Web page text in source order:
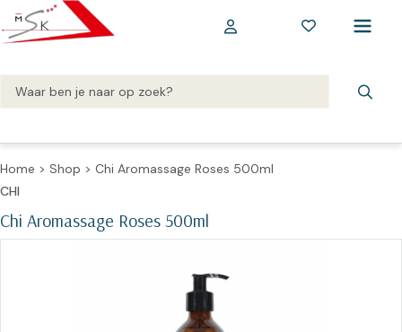
Home > Shop > Chi Aromassage Roses 500ml
Chi Aromassage Roses 500ml
CHI